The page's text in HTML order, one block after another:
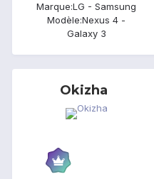
Marque:LG - Samsung
Modèle:Nexus 4 -
Galaxy 3
Okizha